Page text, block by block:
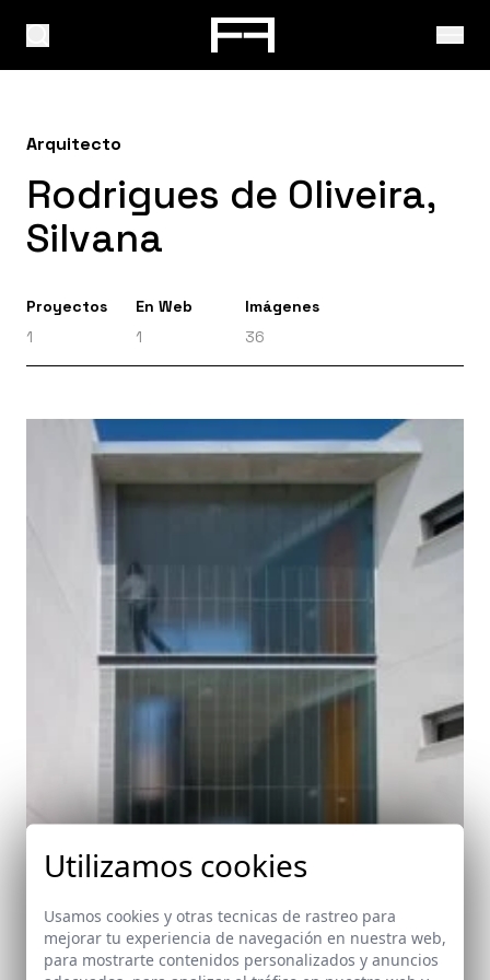
Arquitecto
Rodrigues de Oliveira,
Silvana
Proyectos
1
En Web
1
Imágenes
36
Utilizamos cookies
Usamos cookies y otras tecnicas de rastreo para
mejorar tu experiencia de navegación en nuestra web,
para mostrarte contenidos personalizados y anuncios